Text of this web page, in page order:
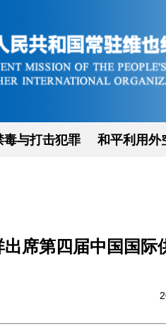
毒与打击犯罪 和平利用外
出席第四届中国国际